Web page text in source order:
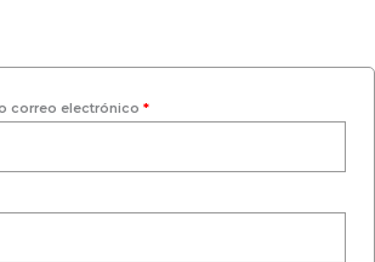
correo electrónico *